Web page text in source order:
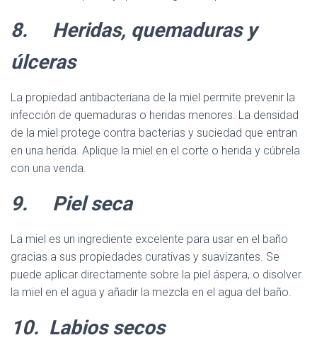
8. Heridas, quemaduras y
úlceras
La propiedad antibacteriana de la miel permite prevenir la
infección de quemaduras o heridas menores. La densidad
de la miel protege contra bacterias y suciedad que entran
en una herida. Aplique la miel en el corte o herida y cúbrela
con una venda.
9. Piel seca
La miel es un ingrediente excelente para usar en el baño
gracias a sus propiedades curativas y suavizantes. Se
puede aplicar directamente sobre la piel áspera, o disolver
la miel en el agua y añadir la mezcla en el agua del baño.
10. Labios secos